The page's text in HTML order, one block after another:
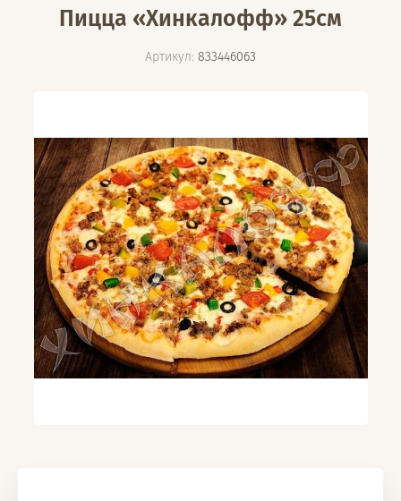
Пицца «Хинкалофф» 25см
Артикул: 833446063